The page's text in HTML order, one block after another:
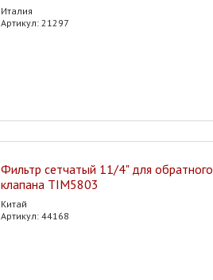
Италия
Артикул: 21297
Фильтр сетчатый 11/4" для обратного
клапана TIM5803
Китай
Артикул: 44168